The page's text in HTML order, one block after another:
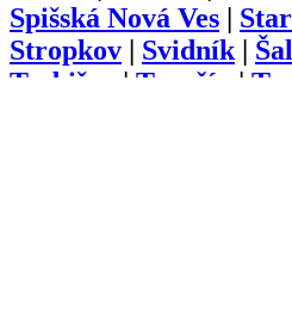
Spišská Nová Ves |
Stropkov | Svidník |
Trebišov
| Trenčín |